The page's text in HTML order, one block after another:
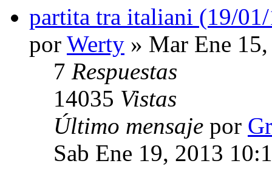
partita tra italiani (19/
por Werty » Mar Ene
7 Respuestas
14035 Vistas
Último mensaje por
Sab Ene 19, 2013